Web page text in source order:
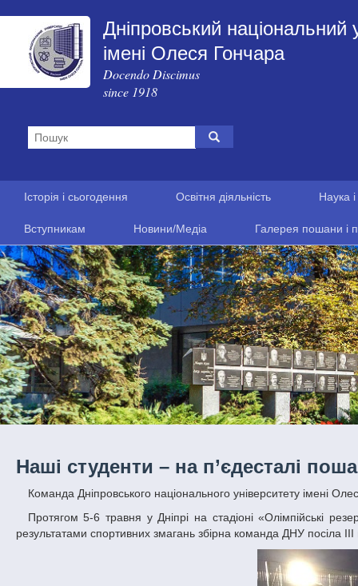
Дніпровський національний
імені Олеся Гончара
Docendo Discimus
since 1918
Історія і сьогодення Освітня діяльність Наука
Вступникам Новини/Медіа Галерея пошани і
Наші студенти – на п’єдесталі
Команда Дніпровського національного університету імені
Протягом 5-6 травня у Дніпрі на стадіоні «Олімпійські резерви» проходила обласна Універсіада серед ЗВО ІІІ-IV рівня акредитації. За
результатами спортивних змагань збірна команда ДНУ посіла III